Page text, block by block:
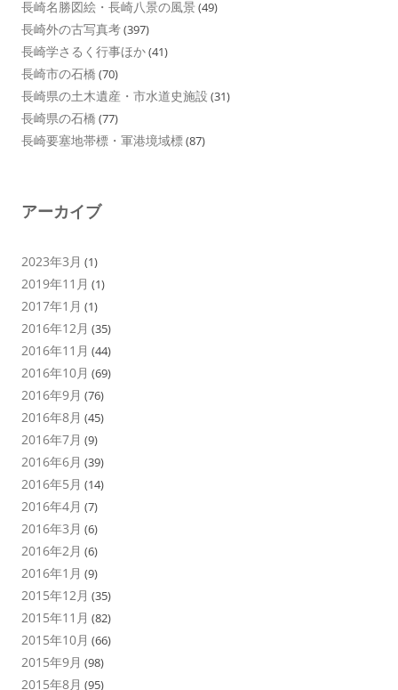
長崎名勝図絵・長崎八景の風景 (49)
長崎外の古写真考(397)
長崎学さるく行事ほか(41)
長崎市の石橋 (70)
長崎県の土木遺産・市水道史施設 (31)
長崎県の石橋 (77)
長崎要塞地帯標・軍港境域標(87)
アーカイブ
2023年3月 (1)
2019年11月 (1)
2017年1月 (1)
2016年12月 (35)
2016年11月 (44)
2016年10月 (69)
2016年9月 (76)
2016年8月 (45)
2016年7月 (9)
2016年6月 (39)
2016年5月 (14)
2016年4月 (7)
2016年3月 (6)
2016年2月 (6)
2016年1月 (9)
2015年12月 (35)
2015年11月 (82)
2015年10月 (66)
2015年9月 (98)
2015年8月 (95)